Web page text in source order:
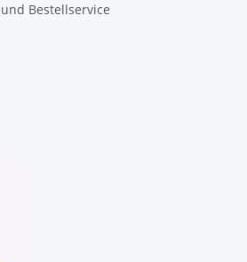
Bestellservice